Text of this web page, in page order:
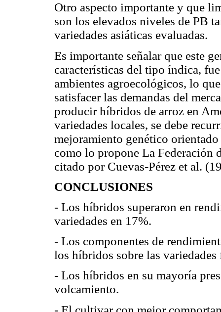
Otro aspecto importante y que
son los elevados niveles de PB
variedades asiáticas evaluadas.
Es importante señalar que este
características del tipo índica,
ambientes agroecológicos, lo
satisfacer las demandas del
producir híbridos de arroz en
variedades locales, se debe
mejoramiento genético
como lo propone La Federación
citado por Cuevas-Pérez et al.
CONCLUSIONES
- Los híbridos superaron en
variedades en 17%.
- Los componentes de
los híbridos sobre las
- Los híbridos en su mayoría
volcamiento.